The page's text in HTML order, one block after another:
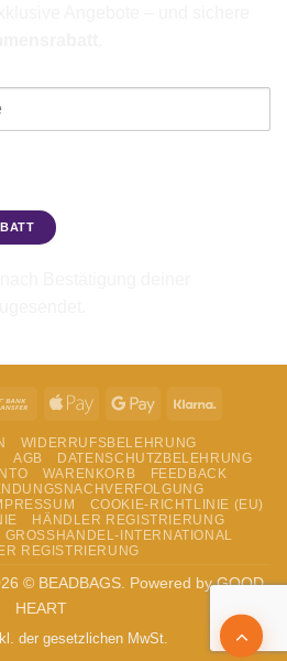
Bank
Apple
Google
WIDERRUFSBELEHRUNG
AGB
DATENSCHUTZBELEHRUNG
WARENKORB
FEEDBACK
COOKIE-RICHTLINIE (EU)
HÄNDLER REGISTRIERUNG
GROSSHANDEL-INTERNATIONAL
REGISTRIERUNG
© BEADBAGS. Powered by GOOD
HEART
der gesetzlichen MwSt.